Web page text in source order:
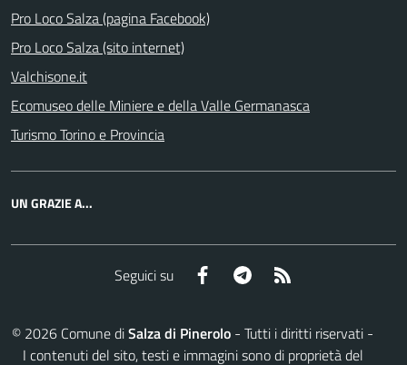
Pro Loco Salza (pagina Facebook)
Pro Loco Salza (sito internet)
Valchisone.it
Ecomuseo delle Miniere e della Valle Germanasca
Turismo Torino e Provincia
UN GRAZIE A...
Seguici su Facebook Telegram
© 2026 Comune diSalza di Pinerolo - Tutti i diritti riservati -
I contenuti del sito, testi e immagini sono di proprietà del